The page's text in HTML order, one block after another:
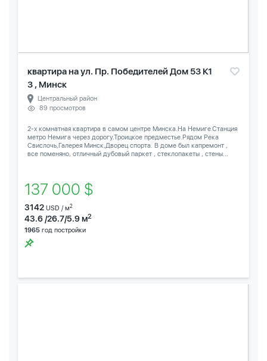
квартира на ул. Пр. Победителей Дом 53 К1
3 , Минск
Центральный район
89 просмотров
2-х комнатная квартира в самом центре Минска.На Немиге.Станция
метро Немига через дорогу.Троицкое предместье.Рядом Река
Свислочь,Галерея Минск,Дворец спорта. В доме был капремонт ,
все поменяно, отличный дубовый паркет , стеклопакеты , стены...
137 000 $
3142 USD / м2
43.6 /26.7/5.9 м2
1965 год постройки